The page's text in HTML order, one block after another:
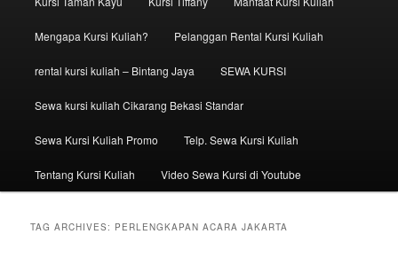
Mengapa Kursi Kuliah? Pelanggan Rental Kursi Kuliah
rental kursi kuliah – Bintang Jaya SEWA KURSI
Sewa kursi kuliah Cikarang Bekasi Standar
Sewa Kursi Kuliah Promo Telp. Sewa Kursi Kuliah
Tentang Kursi Kuliah Video Sewa Kursi di Youtube
TAG ARCHIVES: PERLENGKAPAN ACARA JAKARTA